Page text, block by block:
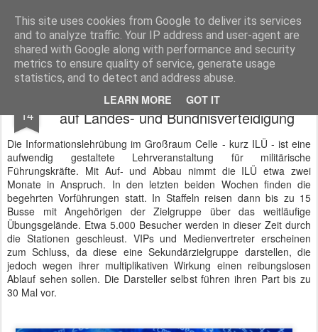
This site uses cookies from Google to deliver its services
and to analyze traffic. Your IP address and user-agent are
shared with Google along with performance and security
metrics to ensure quality of service, generate usage
statistics, and to detect and address abuse.
LEARN MORE GOT IT
BTB concept Media GmbH Presseberichte zu Bundespolitik, Diplomatie, Sicherheitspolitik, Wirtschaft, Fahrzeugtechnik und IT - Pressedienst, Fachartikel, Bildredaktion, O-Ton-Videos
14
ILÜ 2019 Informationslehrübung mit Fokus
auf Landes- und Bündnisverteidigung
Die Informationslehrübung im Großraum Celle - kurz ILÜ - ist eine
aufwendig gestaltete Lehrveranstaltung für militärische
Führungskräfte. Mit Auf- und Abbau nimmt die ILÜ etwa zwei
Monate in Anspruch. In den letzten beiden Wochen finden die
begehrten Vorführungen statt. In Staffeln reisen dann bis zu 15
Busse mit Angehörigen der Zielgruppe über das weitläufige
Übungsgelände. Etwa 5.000 Besucher werden in dieser Zeit durch
die Stationen geschleust. VIPs und Medienvertreter erscheinen
zum Schluss, da diese eine Sekundärzielgruppe darstellen, die
jedoch wegen ihrer multiplikativen Wirkung einen reibungslosen
Ablauf sehen sollen. Die Darsteller selbst führen ihren Part bis zu
30 Mal vor.